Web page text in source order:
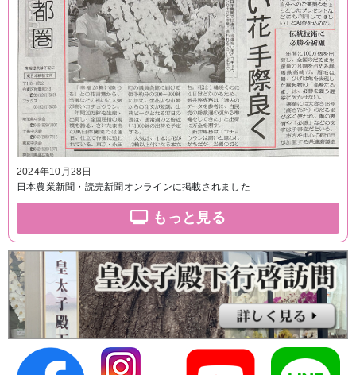
2024年10月28日
日本農業新聞・読売新聞オンラインに掲載されました
もっと見る